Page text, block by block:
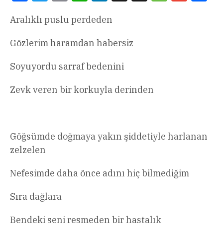
Aralıklı puslu perdeden
Gözlerim haramdan habersiz
Soyuyordu sarraf bedenini
Zevk veren bir korkuyla derinden
Göğsümde doğmaya yakın şiddetiyle harlanan
zelzelen
Nefesimde daha önce adını hiç bilmediğim
Sıra dağlara
Bendeki seni resmeden bir hastalık